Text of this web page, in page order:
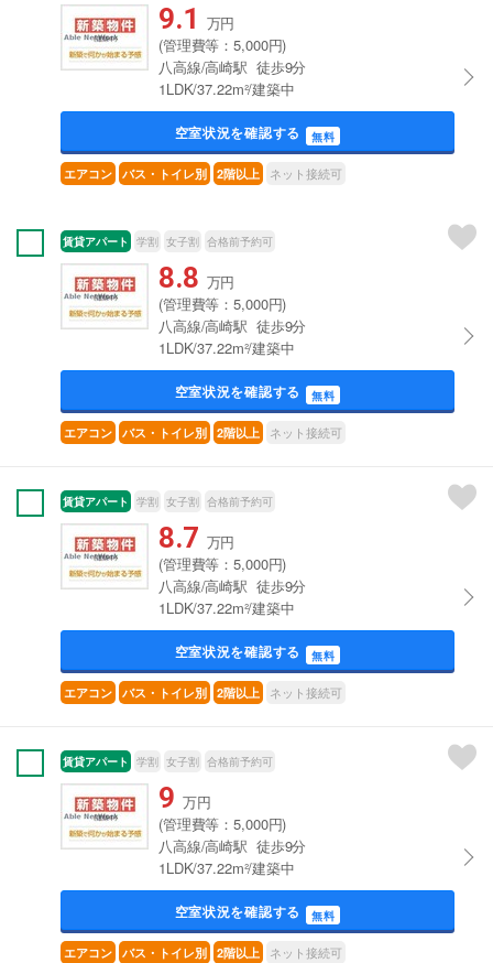
9.1 万円
(管理費等：5,000円)
八高線/高崎駅 徒歩9分
1LDK/37.22m²/建築中
空室状況を確認する 無料
エアコン バス・トイレ別 2階以上 ネット接続可
賃貸アパート 学割 女子割 合格前予約可
8.8 万円
(管理費等：5,000円)
八高線/高崎駅 徒歩9分
1LDK/37.22m²/建築中
空室状況を確認する 無料
エアコン バス・トイレ別 2階以上 ネット接続可
賃貸アパート 学割 女子割 合格前予約可
8.7 万円
(管理費等：5,000円)
八高線/高崎駅 徒歩9分
1LDK/37.22m²/建築中
空室状況を確認する 無料
エアコン バス・トイレ別 2階以上 ネット接続可
賃貸アパート 学割 女子割 合格前予約可
9 万円
(管理費等：5,000円)
八高線/高崎駅 徒歩9分
1LDK/37.22m²/建築中
空室状況を確認する 無料
エアコン バス・トイレ別 2階以上 ネット接続可